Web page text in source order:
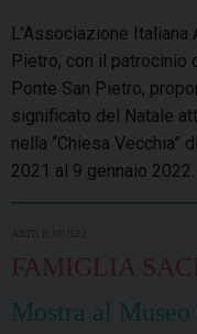
L’Associazione
Pietro, con il patrocinio
Ponte San Pietro,
significato del Natale
nella “Chiesa Vecchia”
2021 al 9 gennaio 2022.
FAMIGLIA
Mostra al